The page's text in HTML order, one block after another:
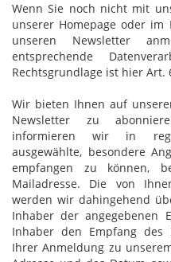
Wenn Sie noch nicht mit
unserer Homepage oder im
unseren Newsletter
entsprechende
Rechtsgrundlage ist hier Art.
Wir bieten Ihnen auf
Newsletter zu
informieren wir in
ausgewählte, besondere
empfangen zu können,
Mailadresse. Die von
werden wir dahingehend
Inhaber der angegebenen
Inhaber den Empfang
Ihrer Anmeldung zu